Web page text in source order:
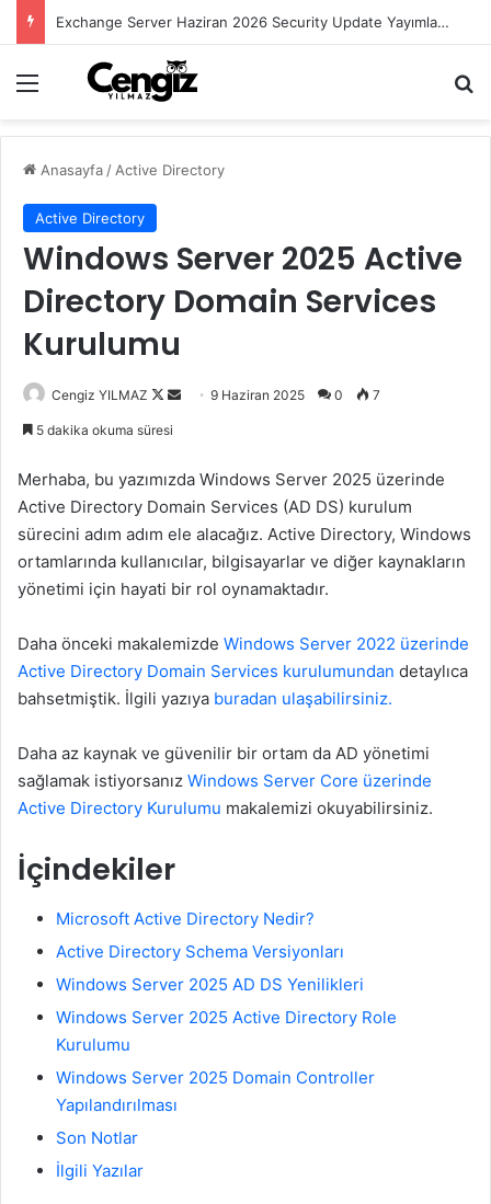
Exchange Server Haziran 2026 Security Update Yayımlandı
Menü
Anasayfa / Active Directory
Active Directory
Windows Server 2025 Active
Directory Domain Services
Kurulumu
Cengiz YILMAZ
Follow
Bir
göndermek
9 Haziran 2025 0 7
5 dakika okuma süresi
Merhaba, bu yazımızda Windows Server 2025 üzerinde
Active Directory Domain Services (AD DS) kurulum
sürecini adım adım ele alacağız. Active Directory, Windows
ortamlarında kullanıcılar, bilgisayarlar ve diğer kaynakların
yönetimi için hayati bir rol oynamaktadır.
Daha önceki makalemizde Windows Server 2022 üzerinde
Active Directory Domain Services kurulumundan detaylıca
bahsetmiştik. İlgili yazıya buradan ulaşabilirsiniz.
Daha az kaynak ve güvenilir bir ortam da AD yönetimi
sağlamak istiyorsanız Windows Server Core üzerinde
Active Directory Kurulumu makalemizi okuyabilirsiniz.
İçindekiler
Microsoft Active Directory Nedir?
Active Directory Schema Versiyonları
Windows Server 2025 AD DS Yenilikleri
Windows Server 2025 Active Directory Role
Kurulumu
Windows Server 2025 Domain Controller
Yapılandırılması
Son Notlar
İlgili Yazılar